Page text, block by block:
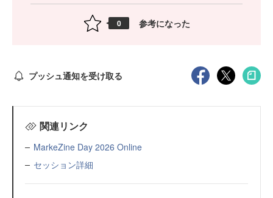
0 参考になった
プッシュ通知を受け取る
関連リンク
MarkeZine Day 2026 Online
セッション詳細